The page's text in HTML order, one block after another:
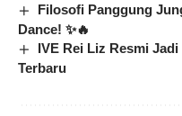
Filosofi Panggung
Dance! ✨🔥
IVE Rei Liz Resmi
Terbaru